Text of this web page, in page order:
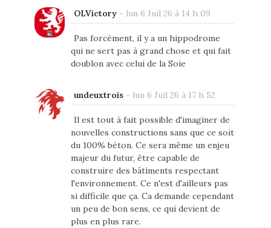
OLVictory- lun 6 Juil 26 à 14 h 09
Pas forcément, il y a un hippodrome
qui ne sert pas à grand chose et qui fait
doublon avec celui de la Soie
undeuxtrois- lun 6 Juil 26 à 17 h 52
Il est tout à fait possible d'imaginer de
nouvelles constructions sans que ce soit
du 100% béton. Ce sera même un enjeu
majeur du futur, être capable de
construire des bâtiments respectant
l'environnement. Ce n'est d'ailleurs pas
si difficile que ça. Ca demande cependant
un peu de bon sens, ce qui devient de
plus en plus rare.